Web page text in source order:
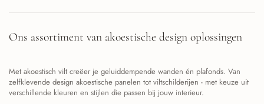
Ons assortiment van akoestische design oplossingen
Met akoestisch vilt creëer je geluiddempende wanden én plafonds. Van
zelfklevende design akoestische panelen tot viltschilderijen - met keuze uit
verschillende kleuren en stijlen die passen bij jouw interieur.